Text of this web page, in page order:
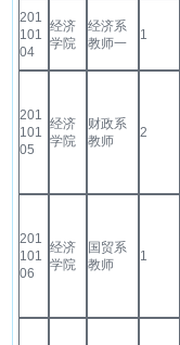
201
101
04
经济
学院
经济系
教师一
1
201
101
05
经济
学院
财政系
教师
2
201
101
06
经济
学院
国贸系
教师
1